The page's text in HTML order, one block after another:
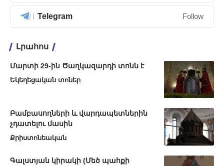
Telegram Follow
Լրահոս
Մարտի 29-ին Ծաղկազարդի տոնն է
Եկեղեցական տոներ
Բամբասողների և վարդապետներին
չդատելու մասին
Քրիստոնեական
Գալստյան կիրակի (Մեծ պահքի